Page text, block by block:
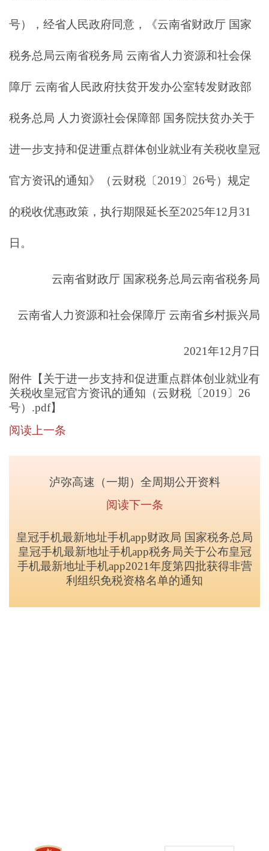
号），经省人民政府同意，《云南省财政厅 国家
税务总局云南省税务局 云南省人力资源和社会保
障厅 云南省人民政府扶贫开发办公室转发财政部
税务总局 人力资源社会保障部 国务院扶贫办关于
进一步支持和促进重点群体创业就业有关税收皇冠
官方资讯的通知》（云财税〔2019〕26号）规定
的税收优惠政策，执行期限延长至2025年12月31
日。
云南省财政厅 国家税务总局云南省税务局
云南省人力资源和社会保障厅 云南省乡村振兴局
2021年12月7日
附件【关于进一步支持和促进重点群体创业就业有
关税收皇冠官方资讯的通知（云财税〔2019〕26
号）.pdf】
阅读上一条
泸弥高速（一期）全周期公开资料
阅读下一条
皇冠手机最新地址手机app财政局 国家税务总局
皇冠手机最新地址手机app税务局关于公布皇冠
手机最新地址手机app2021年度第四批获得非营
利组织免税资格名单的通知